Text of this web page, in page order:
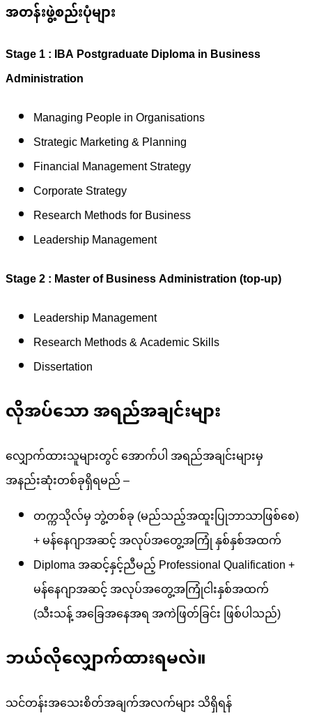
အတန်းဖွဲ့စည်းပုံများ
Stage 1 : IBA Postgraduate Diploma in Business
Administration
Managing People in Organisations
Strategic Marketing & Planning
Financial Management Strategy
Corporate Strategy
Research Methods for Business
Leadership Management
Stage 2 : Master of Business Administration (top-up)
Leadership Management
Research Methods & Academic Skills
Dissertation
လိုအပ်သော အရည်အချင်းများ
လျှောက်ထားသူများတွင် အောက်ပါ အရည်အချင်းများမှ
အနည်းဆုံးတစ်ခုရှိရမည် –
တက္ကသိုလ်မှ ဘွဲ့တစ်ခု (မည်သည့်အထူးပြုဘာသာဖြစ်စေ)
+ မန်နေဂျာအဆင့် အလုပ်အတွေ့အကြုံ နှစ်နှစ်အထက်
Diploma အဆင့်နှင့်ညီမည့် Professional Qualification +
မန်နေဂျာအဆင့် အလုပ်အတွေ့အကြုံငါးနှစ်အထက်
(သီးသန့် အခြေအနေအရ အကဲဖြတ်ခြင်း ဖြစ်ပါသည်)
ဘယ်လိုလျှောက်ထားရမလဲ။
သင်တန်းအသေးစိတ်အချက်အလက်များ သိရှိရန်